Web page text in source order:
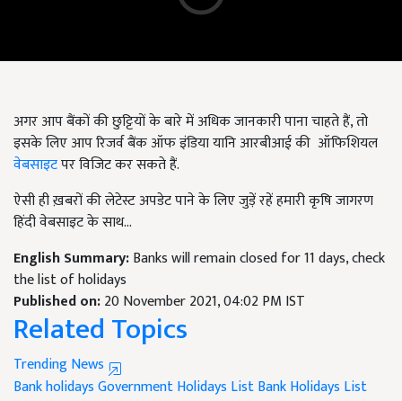
अगर आप बैंकों की छुट्टियों के बारे में अधिक जानकारी पाना चाहते हैं, तो
इसके लिए आप रिजर्व बैंक ऑफ इंडिया यानि आरबीआई की ऑफिशियल
वेबसाइटपर विजिट कर सकते हैं.
ऐसी ही ख़बरों की लेटेस्ट अपडेट पाने के लिए जुड़ें रहें हमारी कृषि जागरण
हिंदी वेबसाइट के साथ...
English Summary:Banks will remain closed for 11 days, check
the list of holidays
Published on:20 November 2021, 04:02 PM IST
Related Topics
Trending News
Bank holidaysGovernment Holidays ListBank Holidays List